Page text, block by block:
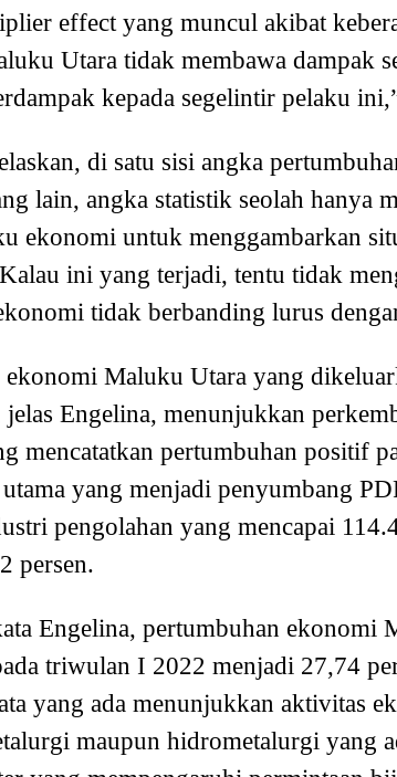
effect yang muncul akibat
Utara tidak membawa dampak
kepada segelintir pelaku
di satu sisi angka
lain, angka statistik seolah hanya
ekonomi untuk menggambarkan
ini yang terjadi, tentu tidak
tidak berbanding lurus
ekonomi Maluku Utara yang
Engelina, menunjukkan
mencatatkan pertumbuhan positif
yang menjadi penyumbang
pengolahan yang mencapai
persen.
Engelina, pertumbuhan ekonomi
triwulan I 2022 menjadi 27,74
yang ada menunjukkan aktivitas
maupun hidrometalurgi yang